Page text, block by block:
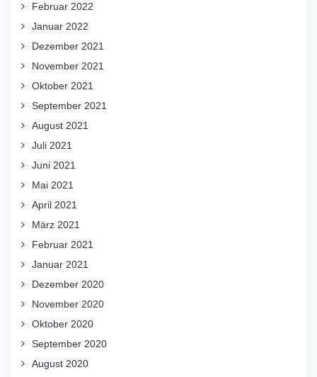
Februar 2022
Januar 2022
Dezember 2021
November 2021
Oktober 2021
September 2021
August 2021
Juli 2021
Juni 2021
Mai 2021
April 2021
März 2021
Februar 2021
Januar 2021
Dezember 2020
November 2020
Oktober 2020
September 2020
August 2020